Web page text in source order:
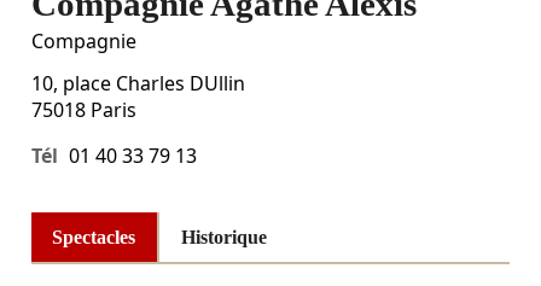
Compagnie
10, place Charles DUllin
75018 Paris
Tél 01 40 33 79 13
Spectacles Historique